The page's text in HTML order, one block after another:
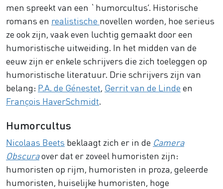
men spreekt van een `humorcultus’. Historische
romans en realistische novellen worden, hoe serieus
ze ook zijn, vaak even luchtig gemaakt door een
humoristische uitweiding. In het midden van de
eeuw zijn er enkele schrijvers die zich toeleggen op
humoristische literatuur. Drie schrijvers zijn van
belang: P.A. de Génestet Gerrit van de Linde en
François HaverSchmidt
Humorcultus
Nicolaas Beets beklaagt zich er in de Camera
Obscuraover dat er zoveel humoristen zijn:
humoristen op rijm, humoristen in proza, geleerde
humoristen, huiselijke humoristen, hoge